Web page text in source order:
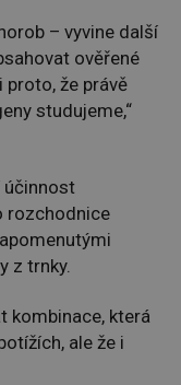
– vyvine další
ověřené
proto, že právě
studujeme,“
účinnost
rozchodnice
z trnky.
kombinace, která
ale že i